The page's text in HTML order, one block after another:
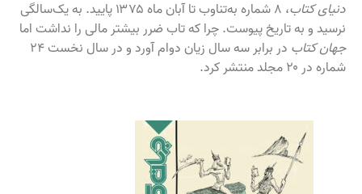
دنیای کتاب
، ۸ شماره به‌تناوب تا آبان ماه ۱۳۷۵ پایید. به یک‌سالگی
نرسید و به تاریخ پیوست. چرا که تاب ضرر بیشتر مالی را نداشت اما
جهان کتاب
در برابر سه سال زیان دوام آورد و در سال نخست ۲۴
شماره در ۲۰ مجلد منتشر کرد.